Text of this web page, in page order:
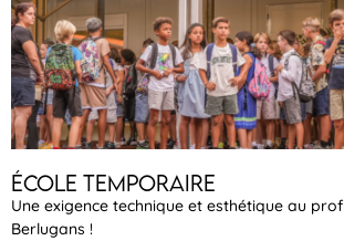
École temporaire
Une exigence technique et esthétique au
Berlugans !